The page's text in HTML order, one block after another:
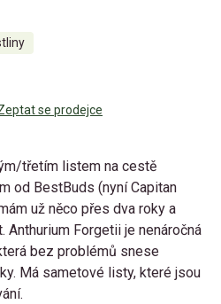
se prodejce
třetím listem na cestě
od BestBuds (nyní Capitan
už něco přes dva roky a
Forgetii je nenáročná
bez problémů snese
Má sametové listy, které jsou